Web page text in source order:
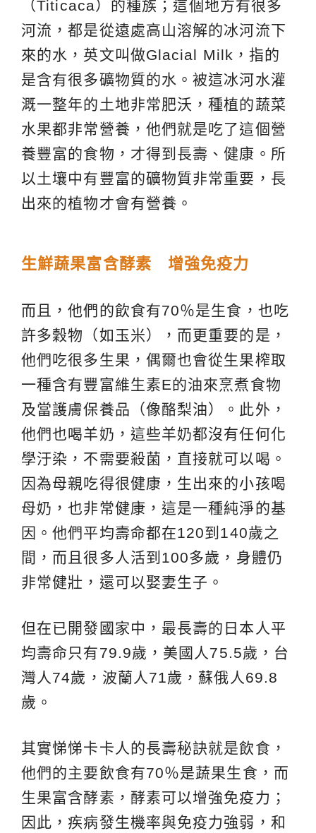
（Titicaca）的種族；這個地方有很多
河流，都是從遠處高山溶解的冰河流下
來的水，英文叫做Glacial Milk，指的
是含有很多礦物質的水。被這冰河水灌
溉一整年的土地非常肥沃，種植的蔬菜
水果都非常營養，他們就是吃了這個營
養豐富的食物，才得到長壽、健康。所
以土壤中有豐富的礦物質非常重要，長
出來的植物才會有營養。
生鮮蔬果富含酵素 增強免疫力
而且，他們的飲食有70％是生食，也吃
許多穀物（如玉米），而更重要的是，
他們吃很多生果，偶爾也會從生果榨取
一種含有豐富維生素E的油來烹煮食物
及當護膚保養品（像酪梨油）。此外，
他們也喝羊奶，這些羊奶都沒有任何化
學汙染，不需要殺菌，直接就可以喝。
因為母親吃得很健康，生出來的小孩喝
母奶，也非常健康，這是一種純淨的基
因。他們平均壽命都在120到140歲之
間，而且很多人活到100多歲，身體仍
非常健壯，還可以娶妻生子。
但在已開發國家中，最長壽的日本人平
均壽命只有79.9歲，美國人75.5歲，台
灣人74歲，波蘭人71歲，蘇俄人69.8
歲。
其實悌悌卡卡人的長壽秘訣就是飲食，
他們的主要飲食有70％是蔬果生食，而
生果富含酵素，酵素可以增強免疫力；
因此，疾病發生機率與免疫力強弱，和